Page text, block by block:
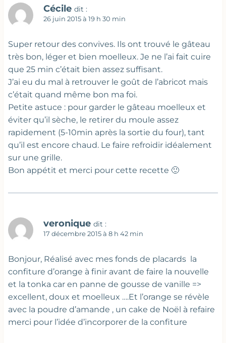
Cécile dit :
26 juin 2015 à 19 h 30 min
Super retour des convives. Ils ont trouvé le gâteau
très bon, léger et bien moelleux. Je ne l’ai fait cuire
que 25 min c’était bien assez suffisant.
J’ai eu du mal à retrouver le goût de l’abricot mais
c’était quand même bon ma foi.
Petite astuce : pour garder le gâteau moelleux et
éviter qu’il sèche, le retirer du moule assez
rapidement (5-10min après la sortie du four), tant
qu’il est encore chaud. Le faire refroidir idéalement
sur une grille.
Bon appétit et merci pour cette recette 🙂
veronique dit :
17 décembre 2015 à 8 h 42 min
Bonjour, Réalisé avec mes fonds de placards la
confiture d’orange à finir avant de faire la nouvelle
et la tonka car en panne de gousse de vanille =>
excellent, doux et moelleux ….Et l’orange se révèle
avec la poudre d’amande , un cake de Noël à refaire
merci pour l’idée d’incorporer de la confiture